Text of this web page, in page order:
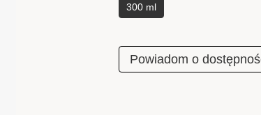
300 ml
Powiadom o